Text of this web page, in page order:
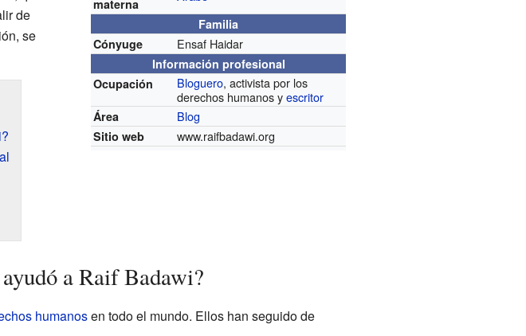
materna
Familia
Cónyuge
Ensaf Haidar
Información profesional
Ocupación
Bloguero, activista por los
derechos humanos yescritor
Área Blog
Sitio web www.raifbadawi.org
de
se
a Raif Badawi?
humanosen todo el mundo. Ellos han seguido de